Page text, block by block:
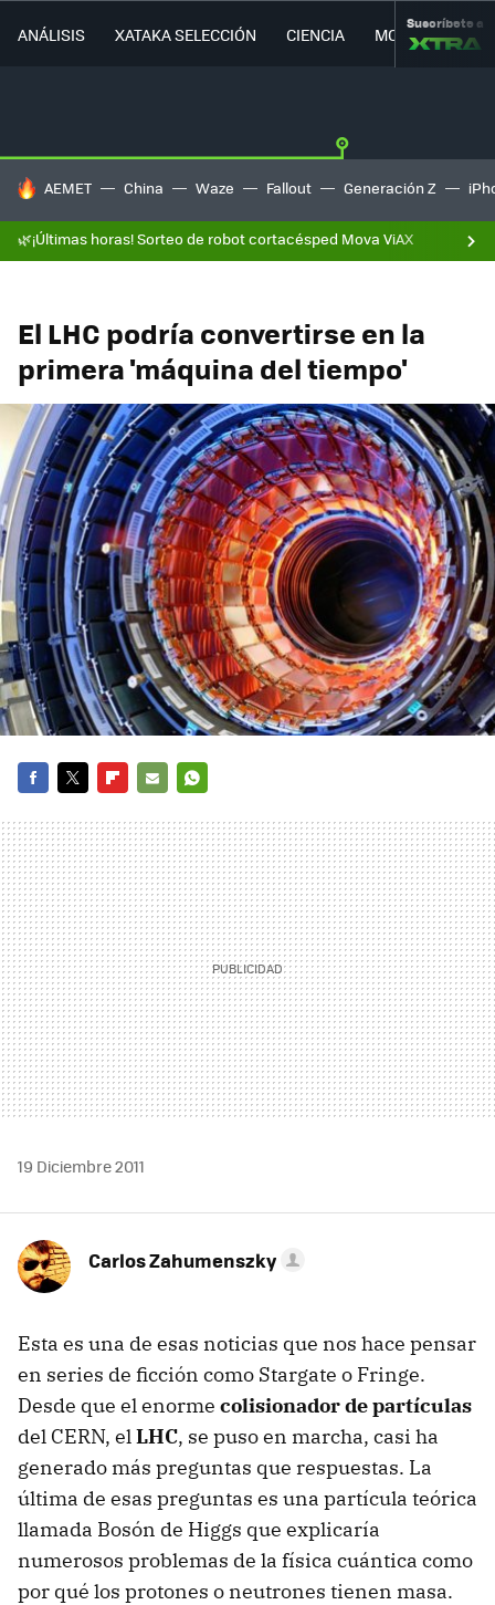
ANÁLISIS XATAKA SELECCIÓN CIENCIA MOVILIDAD
Suscríbete a
HOY SE HABLA DE
AEMET China Waze Fallout Generación Z
🌿¡Últimas horas! Sorteo de robot cortacésped Mova ViAX
El LHC podría convertirse en la
primera 'máquina del tiempo'
MAIL
19 Diciembre 2011
Carlos Zahumenszky
Esta es una de esas noticias que nos hace pensar
en series de ficción como Stargate o Fringe.
Desde que el enorme colisionador de partículas
del CERN, elLHC, se puso en marcha, casi ha
generado más preguntas que respuestas. La
última de esas preguntas es una partícula teórica
llamada Bosón de Higgs que explicaría
numerosos problemas de la física cuántica como
por qué los protones o neutrones tienen masa.